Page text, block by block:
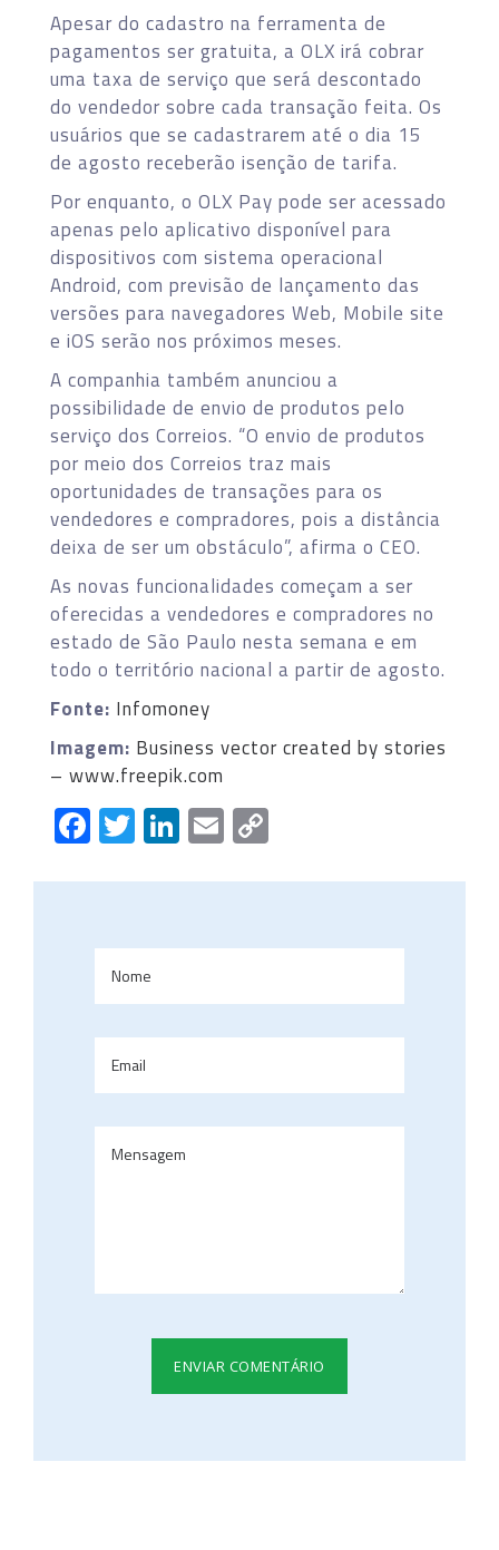
Apesar do cadastro na ferramenta de
pagamentos ser gratuita, a OLX irá cobrar
uma taxa de serviço que será descontado
do vendedor sobre cada transação feita. Os
usuários que se cadastrarem até o dia 15
de agosto receberão isenção de tarifa.
Por enquanto, o OLX Pay pode ser acessado
apenas pelo aplicativo disponível para
dispositivos com sistema operacional
Android, com previsão de lançamento das
versões para navegadores Web, Mobile site
e iOS serão nos próximos meses.
A companhia também anunciou a
possibilidade de envio de produtos pelo
serviço dos Correios. “O envio de produtos
por meio dos Correios traz mais
oportunidades de transações para os
vendedores e compradores, pois a distância
deixa de ser um obstáculo”, afirma o CEO.
As novas funcionalidades começam a ser
oferecidas a vendedores e compradores no
estado de São Paulo nesta semana e em
todo o território nacional a partir de agosto.
Fonte: Infomoney
Imagem: Business vector created by stories
– www.freepik.com
Facebook
Twitter
LinkedIn
Email